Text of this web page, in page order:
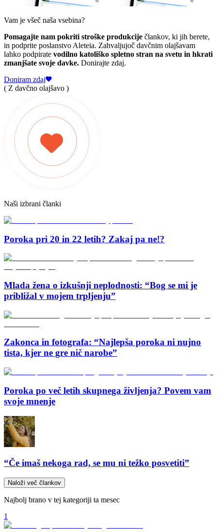
Vam je všeč naša vsebina?
Pomagajte nam pokriti stroške produkcije člankov, ki jih berete,
in podprite poslanstvo Aleteia. Zahvaljujoč davčnim olajšavam
lahko podpirate vodilno katoliško spletno stran na svetu in hkrati
zmanjšate svoje davke. Donirajte zdaj.
Doniram zdaj
( Z davčno olajšavo )
Naši izbrani članki
Poroka pri 20 in 22 letih? Zakaj pa ne!?
Mlada žena o izkušnji neplodnosti: “Bog se mi je
približal v mojem trpljenju”
Zakonca in fotografa: “Najlepša poroka ni nujno
tista, kjer ne gre nič narobe”
Poroka po več letih skupnega življenja? Povem vam
svoje mnenje
“Če imaš nekoga rad, se mu ni težko posvetiti”
Naloži več člankov
Najbolj brano v tej kategoriji ta mesec
1